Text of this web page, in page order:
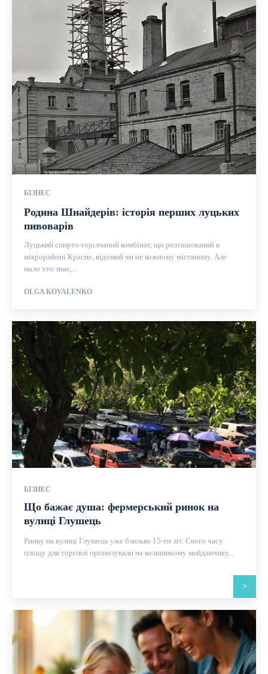
БІЗНЕС
Родина Шнайдерів: історія перших луцьких
пивоварів
Луцький спирто-горілчаний комбінат, що розташований в
мікрорайоні Красне, відомий чи не кожному містянину. Але
мало хто знає,...
OLGA KOVALENKO
БІЗНЕС
Що бажає душа: фермерський ринок на
вулиці Глушець
Ринку на вулиці Глушець уже близько 15-ти літ. Свого часу
площу для торгівлі організували на колишньому майданчику...
>